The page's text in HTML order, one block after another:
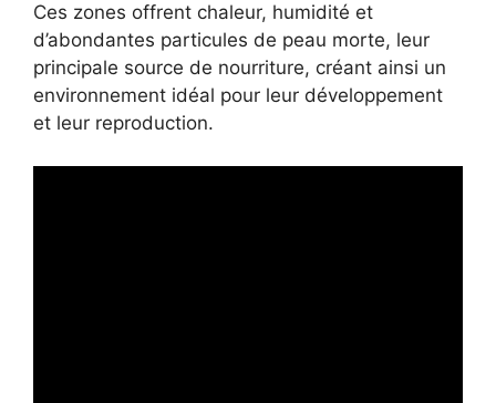
Ces zones offrent chaleur, humidité et
d’abondantes particules de peau morte, leur
principale source de nourriture, créant ainsi un
environnement idéal pour leur développement
et leur reproduction.